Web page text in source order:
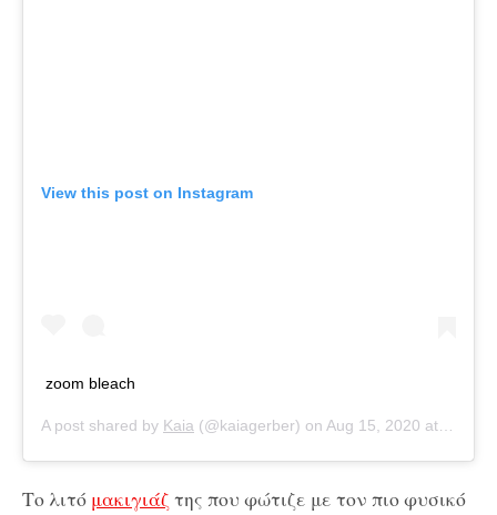
View this post on Instagram
zoom bleach
A post shared by Kaia (@kaiagerber) on Aug 15, 2020 at 8:30am PDT
Το λιτό μακιγιάζ της που φώτιζε με τον πιο φυσικό